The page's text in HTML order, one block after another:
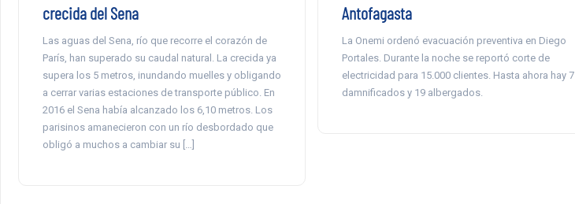
crecida del Sena
Las aguas del Sena, río que recorre el corazón de
París, han superado su caudal natural. La crecida ya
supera los 5 metros, inundando muelles y obligando
a cerrar varias estaciones de transporte público. En
2016 el Sena había alcanzado los 6,10 metros. Los
parisinos amanecieron con un río desbordado que
obligó a muchos a cambiar su […]
Antofagasta
La Onemi ordenó evacuación preventiva en Diego
Portales. Durante la noche se reportó corte de
electricidad para 15.000 clientes. Hasta ahora hay 7
damnificados y 19 albergados.